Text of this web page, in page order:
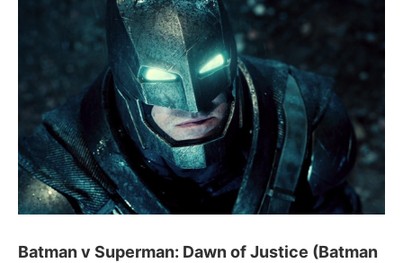
Batman v Superman: Dawn of Justice (Batman